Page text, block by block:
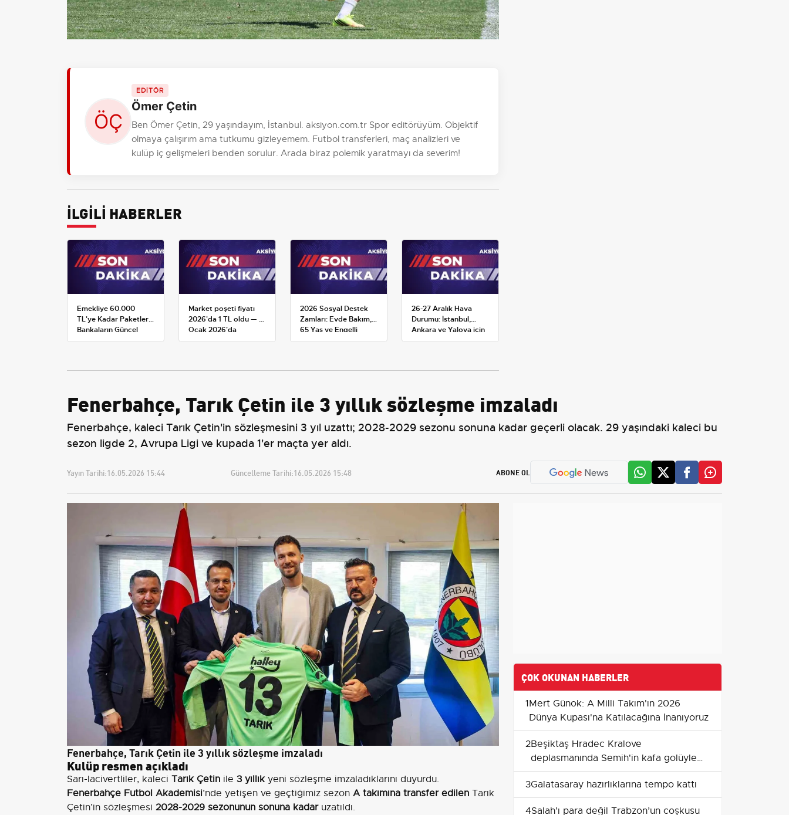
EDİTÖR
Ömer Çetin
Ben Ömer Çetin, 29 yaşındayım, İstanbul. aksiyon.com.tr Spor editörüyüm. Objektif
olmaya çalışırım ama tutkumu gizleyemem. Futbol transferleri, maç analizleri ve
kulüp iç gelişmeleri benden sorulur. Arada biraz polemik yaratmayı da severim!
İLGİLİ HABERLER
Emekliye 60.000
TL'ye Kadar Paketler:
Bankaların Güncel
Promosyon ve Ek
Market poşeti fiyatı
2026'da 1 TL oldu — 1
Ocak 2026'da
yürürlüğe giren tarife
2026 Sosyal Destek
Zamları: Evde Bakım,
65 Yaş ve Engelli
Maaşlarında Yeni
26-27 Aralık Hava
Durumu: İstanbul,
Ankara ve Yalova için
Kar Tahminleri
Fenerbahçe, Tarık Çetin ile 3 yıllık sözleşme imzaladı
Fenerbahçe, kaleci Tarık Çetin'in sözleşmesini 3 yıl uzattı; 2028-2029 sezonu sonuna kadar geçerli olacak. 29 yaşındaki kaleci bu
sezon ligde 2, Avrupa Ligi ve kupada 1'er maçta yer aldı.
Yayın Tarihi:16.05.2026 15:44 Güncelleme Tarihi:16.05.2026 15:48 ABONE OL
Fenerbahçe, Tarık Çetin ile 3 yıllık sözleşme imzaladı
Kulüp resmen açıkladı
Sarı-lacivertliler, kaleci Tarık Çetin ile 3 yıllıkyeni sözleşme imzaladıklarını duyurdu.
Fenerbahçe Futbol Akademisi’nde yetişen ve geçtiğimiz sezon A takımına transfer edilen Tarık
Çetin’in sözleşmesi 2028-2029 sezonunun sonuna kadaruzatıldı.
ÇOK OKUNAN HABERLER
1Mert Günok: A Milli Takım'ın 2026
Dünya Kupası'na Katılacağına İnanıyoruz
2Beşiktaş Hradec Kralove
deplasmanında Semih'in kafa golüyle
avantaj kazandı
3Galatasaray hazırlıklarına tempo kattı
4Salah’ı para değil Trabzon’un coşkusu